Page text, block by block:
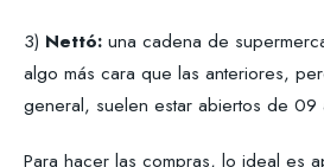
3) Nettó: una cadena de
algo más cara que las anteriores,
general, suelen estar abiertos de 09
Para hacer las compras, lo ideal es